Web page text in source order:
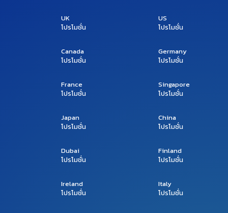
UK
โปรโมชั่น
US
โปรโมชั่น
Canada
โปรโมชั่น
Germany
โปรโมชั่น
France
โปรโมชั่น
Singapore
โปรโมชั่น
Japan
โปรโมชั่น
China
โปรโมชั่น
Dubai
โปรโมชั่น
Finland
โปรโมชั่น
Ireland
โปรโมชั่น
Italy
โปรโมชั่น